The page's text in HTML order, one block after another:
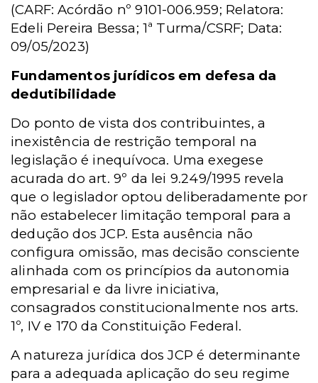
(CARF: Acórdão nº 9101-006.959; Relatora:
Edeli Pereira Bessa; 1ª Turma/CSRF; Data:
09/05/2023)
Fundamentos jurídicos em defesa da
dedutibilidade
Do ponto de vista dos contribuintes, a
inexistência de restrição temporal na
legislação é inequívoca. Uma exegese
acurada do art. 9º da lei 9.249/1995 revela
que o legislador optou deliberadamente por
não estabelecer limitação temporal para a
dedução dos JCP. Esta ausência não
configura omissão, mas decisão consciente
alinhada com os princípios da autonomia
empresarial e da livre iniciativa,
consagrados constitucionalmente nos arts.
1º, IV e 170 da Constituição Federal.
A natureza jurídica dos JCP é determinante
para a adequada aplicação do seu regime